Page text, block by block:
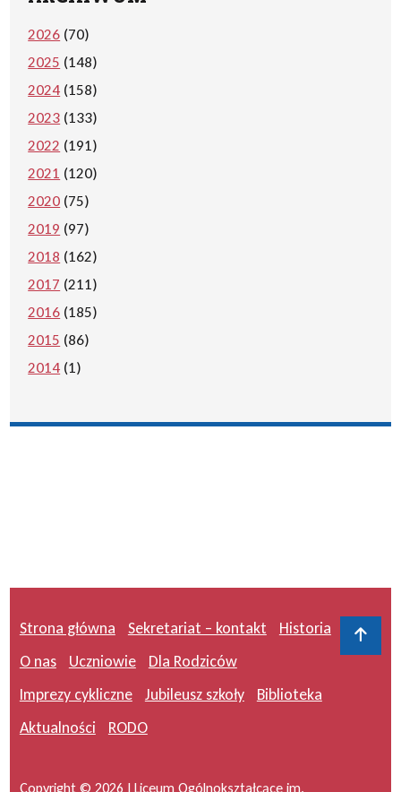
2026 (70)
2025 (148)
2024 (158)
2023 (133)
2022 (191)
2021 (120)
2020 (75)
2019 (97)
2018 (162)
2017 (211)
2016 (185)
2015 (86)
2014 (1)
Strona główna Sekretariat – kontakt
Historia
O nas
Uczniowie
Dla Rodziców
Imprezy cykliczne
Jubileusz szkoły
Biblioteka
Aktualności
RODO
Copyright © 2026 I Liceum Ogólnokształcące im.
Do